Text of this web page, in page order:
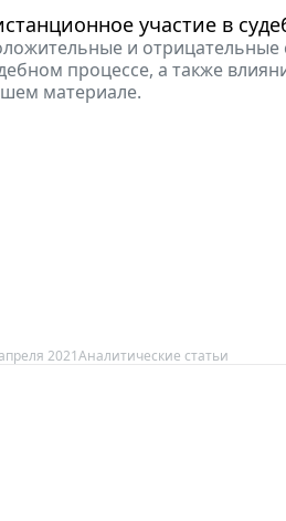
участие в
и отрицательные
процессе, а также
материале.
2021Аналитические статьи